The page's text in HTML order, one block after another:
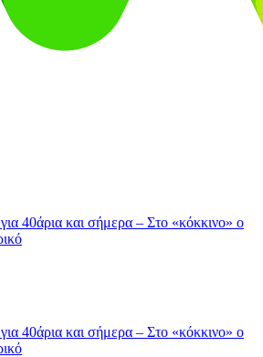
40άρια και σήμερα – Στο «κόκκινο» ο
40άρια και σήμερα – Στο «κόκκινο» ο